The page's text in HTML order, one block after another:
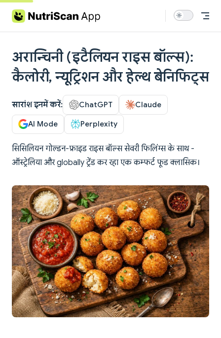
Skip to content
अरान्चिनी (इटैलियन राइस बॉल्स):
कैलोरी, न्यूट्रिशन और हेल्थ बेनिफिट्स
सारांश इनमें करें: ChatGPT Claude
AI Mode Perplexity
सिसिलियन गोल्डन-फ्राइड राइस बॉल्स सेवरी फिलिंग्स के साथ -
ऑस्ट्रेलिया और globally ट्रेंड कर रहा एक कम्फर्ट फूड क्लासिक।